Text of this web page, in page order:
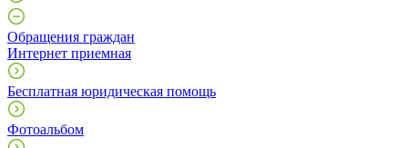
Обращения граждан
Интернет приемная
Бесплатная юридическая помощь
Фотоальбом